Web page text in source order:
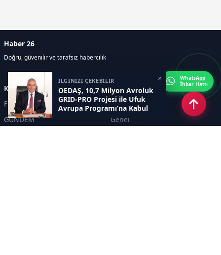
İLGİNİZİ ÇEKEBİLİR
OEDAŞ, 10,7 Milyon Avroluk
GRID-PRO Projesi ile Ufuk
Avrupa Programı’na Kabul
×
Haber 26
Doğru, güvenilir ve tarafsız habercilik
Kategoriler
Eskişehir
SPOR
GÜNDEM
Genel
WhatsApp
İhbar Hattı